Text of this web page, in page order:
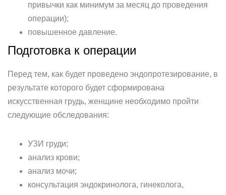
привычки как минимум за месяц до проведения
операции);
повышенное давление.
Подготовка к операции
Перед тем, как будет проведено эндопротезирование, в
результате которого будет сформирована
искусственная грудь, женщине необходимо пройти
следующие обследования:
УЗИ груди;
анализ крови;
анализ мочи;
консультация эндокринолога, гинеколога,